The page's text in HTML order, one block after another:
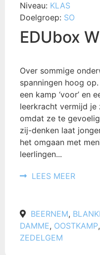
Niveau: KLAS
Doelgroep: SO
EDUbox
Over sommige
spanningen hoog
een kamp ‘voor’ en
leerkracht vermijd je
omdat ze te
zij-denken laat
het omgaan met
leerlingen...
LEES MEER
BEERNEM,
DAMME, OOSTKAMP,
ZEDELGEM